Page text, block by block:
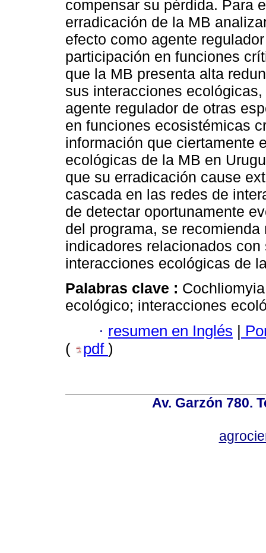
compensar su pérdida. Para
erradicación de la MB
efecto como agente
participación en funciones
que la MB presenta alta
sus interacciones
agente regulador de otras
en funciones ecosistémicas
información que ciertamente
ecológicas de la MB en
que su erradicación cause
cascada en las redes de
de detectar oportunamente
del programa, se
indicadores relacionados
interacciones ecológicas de
Palabras clave :
ecológico; interacciones
· resumen en Inglés |
(
pdf )
Av. Garzón 780.